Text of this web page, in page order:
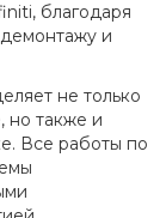
благодаря
и
не только
но также и
Все работы по